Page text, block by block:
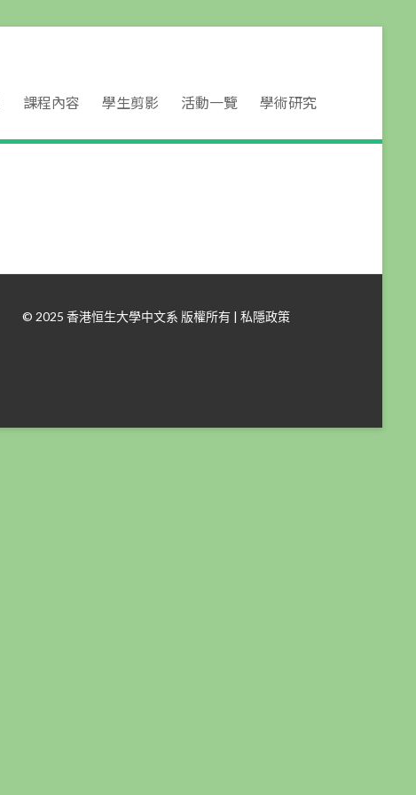
課程內容 學生剪影 活動一覽 學術研究
© 2025 香港恒生大學中文系 版權所有 | 私隱政策